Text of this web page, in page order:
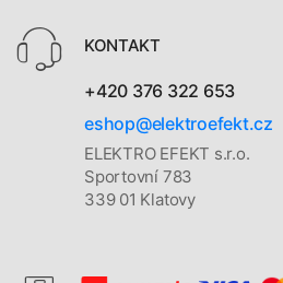
KONTAKT
+420 376 322 653
eshop@elektroefekt.cz
ELEKTRO EFEKT s.r.o.
Sportovní 783
339 01 Klatovy